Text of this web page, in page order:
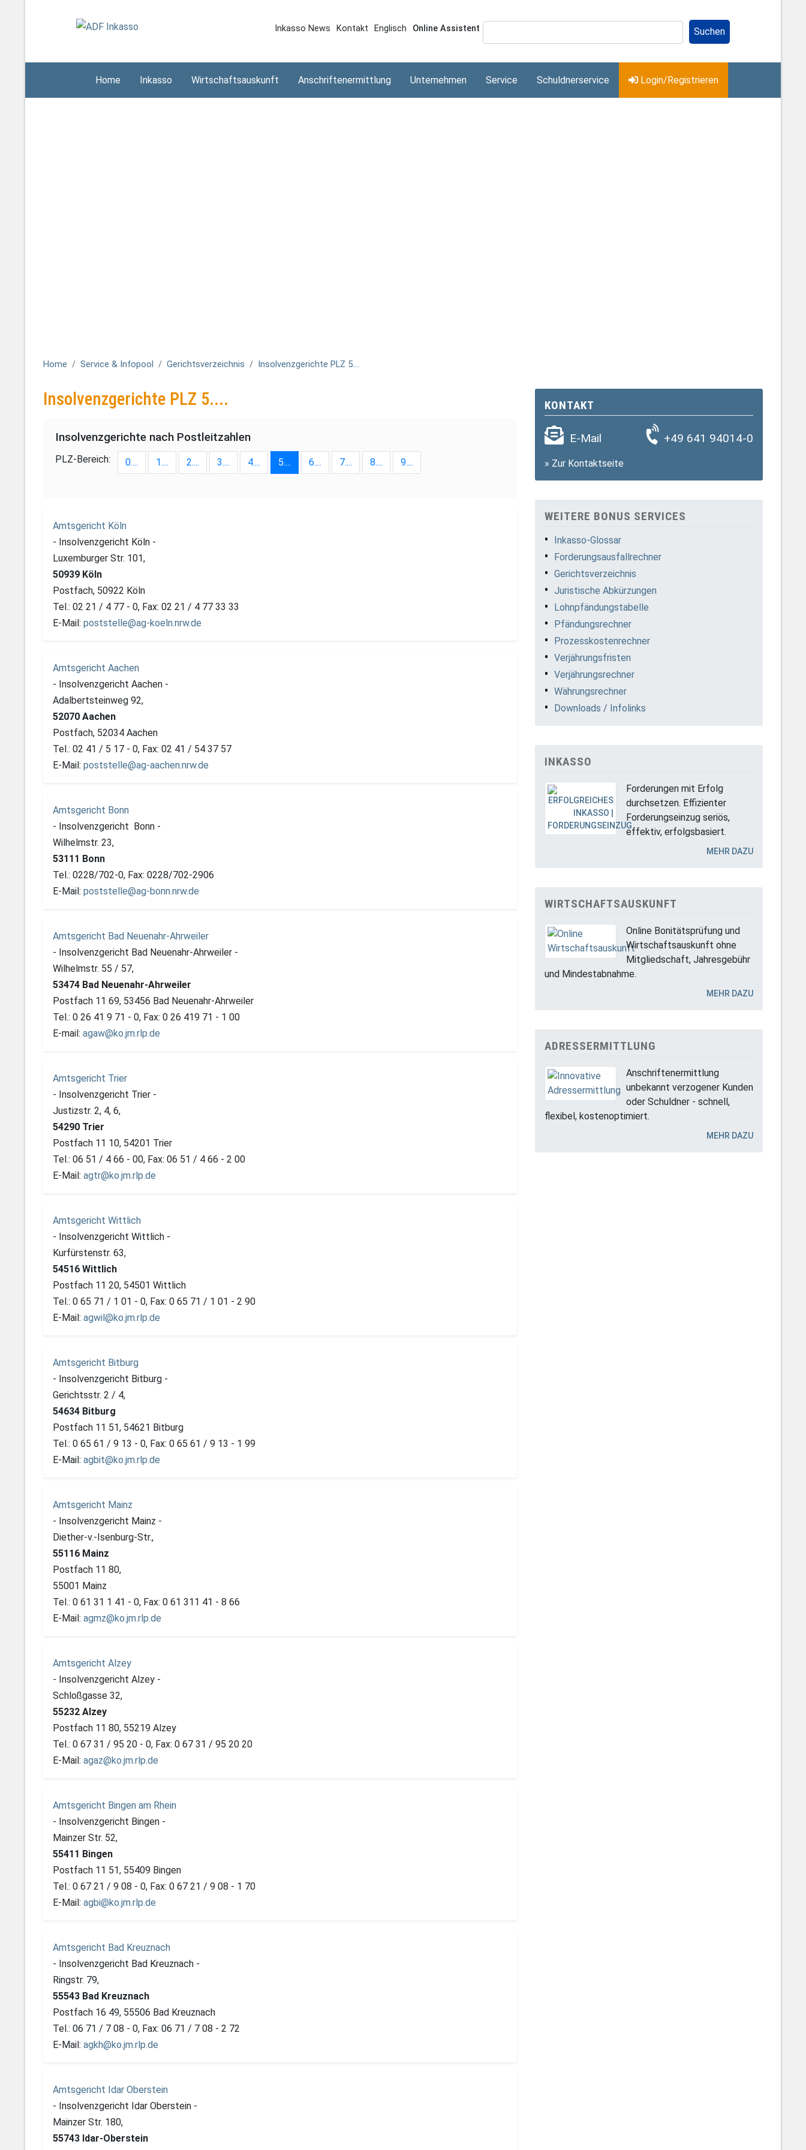
zum
Topmenü
Inkasso News Kontakt Englisch Online Assistent Suchen
Home Inkasso Wirtschaftsauskunft Anschriftenermittlung Unternehmen Service Schuldnerservice Login/Registrieren
Home Service & Infopool Gerichtsverzeichnis Insolvenzgerichte PLZ 5....
Insolvenzgerichte PLZ 5....
Insolvenzgerichte nach Postleitzahlen
PLZ-Bereich: 0.... 1.... 2.... 3.... 4.... 5.... 6.... 7.... 8.... 9....
Amtsgericht Köln
- Insolvenzgericht Köln -
Luxemburger Str. 101,
50939 Köln
Postfach, 50922 Köln
Tel.: 02 21 / 4 77 - 0, Fax: 02 21 / 4 77 33 33
E-Mail: poststelle@ag-koeln.nrw.de
Amtsgericht Aachen
- Insolvenzgericht Aachen -
Adalbertsteinweg 92,
52070 Aachen
Postfach, 52034 Aachen
Tel.: 02 41 / 5 17 - 0, Fax: 02 41 / 54 37 57
E-Mail: poststelle@ag-aachen.nrw.de
Amtsgericht Bonn
- Insolvenzgericht Bonn -
Wilhelmstr. 23,
53111 Bonn
Tel.: 0228/702-0, Fax: 0228/702-2906
E-Mail: poststelle@ag-bonn.nrw.de
Amtsgericht Bad Neuenahr-Ahrweiler
- Insolvenzgericht Bad Neuenahr-Ahrweiler -
Wilhelmstr. 55 / 57,
53474 Bad Neuenahr-Ahrweiler
Postfach 11 69, 53456 Bad Neuenahr-Ahrweiler
Tel.: 0 26 41 9 71 - 0, Fax: 0 26 419 71 - 1 00
E-mail: agaw@ko.jm.rlp.de
Amtsgericht Trier
- Insolvenzgericht Trier -
Justizstr. 2, 4, 6,
54290 Trier
Postfach 11 10, 54201 Trier
Tel.: 06 51 / 4 66 - 00, Fax: 06 51 / 4 66 - 2 00
E-Mail: agtr@ko.jm.rlp.de
Amtsgericht Wittlich
- Insolvenzgericht Wittlich -
Kurfürstenstr. 63,
54516 Wittlich
Postfach 11 20, 54501 Wittlich
Tel.: 0 65 71 / 1 01 - 0, Fax: 0 65 71 / 1 01 - 2 90
E-Mail: agwil@ko.jm.rlp.de
Amtsgericht Bitburg
- Insolvenzgericht Bitburg -
Gerichtsstr. 2 / 4,
54634 Bitburg
Postfach 11 51, 54621 Bitburg
Tel.: 0 65 61 / 9 13 - 0, Fax: 0 65 61 / 9 13 - 1 99
E-Mail: agbit@ko.jm.rlp.de
Amtsgericht Mainz
- Insolvenzgericht Mainz -
Diether-v.-Isenburg-Str.,
55116 Mainz
Postfach 11 80,
55001 Mainz
Tel.: 0 61 31 1 41 - 0, Fax: 0 61 311 41 - 8 66
E-Mail: agmz@ko.jm.rlp.de
Amtsgericht Alzey
- Insolvenzgericht Alzey -
Schloßgasse 32,
55232 Alzey
Postfach 11 80, 55219 Alzey
Tel.: 0 67 31 / 95 20 - 0, Fax: 0 67 31 / 95 20 20
E-Mail: agaz@ko.jm.rlp.de
Amtsgericht Bingen am Rhein
- Insolvenzgericht Bingen -
Mainzer Str. 52,
55411 Bingen
Postfach 11 51, 55409 Bingen
Tel.: 0 67 21 / 9 08 - 0, Fax: 0 67 21 / 9 08 - 1 70
E-Mail: agbi@ko.jm.rlp.de
Amtsgericht Bad Kreuznach
- Insolvenzgericht Bad Kreuznach -
Ringstr. 79,
55543 Bad Kreuznach
Postfach 16 49, 55506 Bad Kreuznach
Tel.: 06 71 / 7 08 - 0, Fax: 06 71 / 7 08 - 2 72
E-Mail: agkh@ko.jm.rlp.de
Amtsgericht Idar Oberstein
- Insolvenzgericht Idar Oberstein -
Mainzer Str. 180,
55743 Idar-Oberstein
KONTAKT
E-Mail +49 641 94014-0
» Zur Kontaktseite
WEITERE BONUS SERVICES
Inkasso-Glossar
Forderungsausfallrechner
Gerichtsverzeichnis
Juristische Abkürzungen
Lohnpfändungstabelle
Pfändungsrechner
Prozesskostenrechner
Verjährungsfristen
Verjährungsrechner
Währungsrechner
Downloads / Infolinks
INKASSO
Forderungen mit Erfolg
durchsetzen. Effizienter
Forderungseinzug seriös,
effektiv, erfolgsbasiert.
MEHR DAZU
WIRTSCHAFTSAUSKUNFT
Online Bonitätsprüfung und
Wirtschaftsauskunft ohne
Mitgliedschaft, Jahresgebühr
und Mindestabnahme.
MEHR DAZU
ADRESSERMITTLUNG
Anschriftenermittlung
unbekannt verzogener Kunden
oder Schuldner - schnell,
flexibel, kostenoptimiert.
MEHR DAZU